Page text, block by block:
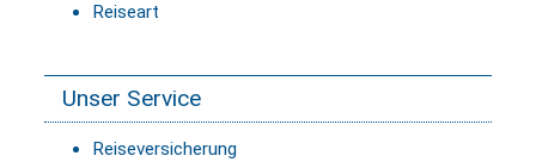
Reiseart
Unser Service
Reiseversicherung